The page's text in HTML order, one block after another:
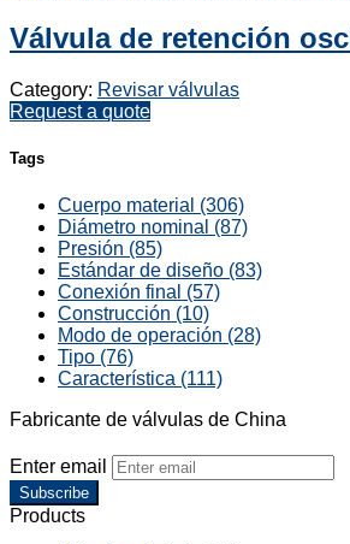
Válvula de retención
Category: Revisar válvulas
Request a quote
Tags
Cuerpo material (306)
Diámetro nominal (87)
Presión (85)
Estándar de diseño (83)
Conexión final (57)
Construcción (10)
Modo de operación (28)
Tipo (76)
Característica (111)
Fabricante de válvulas de China
Enter email
Subscribe
Products